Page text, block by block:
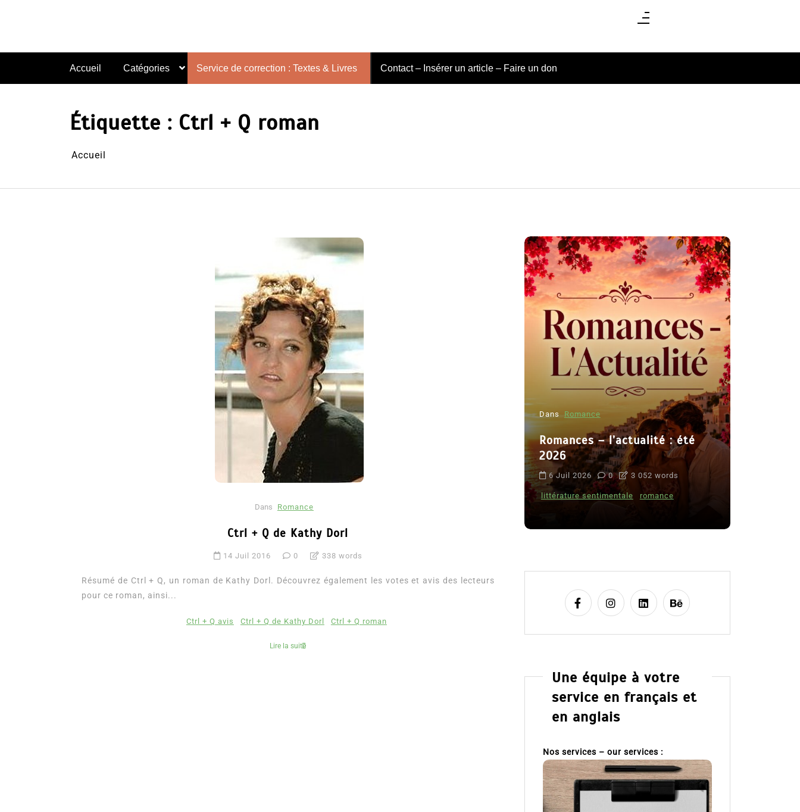
Accueil Catégories Service de correction : Textes & Livres Contact – Insérer un article – Faire un don
Étiquette : Ctrl + Q roman
Accueil
Dans Romance
Ctrl + Q de Kathy Dorl
14 Juil 2016 0 338 words
Résumé de Ctrl + Q, un roman de Kathy Dorl. Découvrez également les votes et avis des lecteurs
pour ce roman, ainsi...
Ctrl + Q avis Ctrl + Q de Kathy Dorl Ctrl + Q roman
Lire la suite
Romances – l’actualité : été
3 052 words
Thriller
de Clara Delcourt
Dans Romance
Romances – l’actualité : été
2026
6 Juil 2026 0 3 052 words
littérature sentimentale romance
Une équipe à votre
service en français et
en anglais
Nos services – our services :